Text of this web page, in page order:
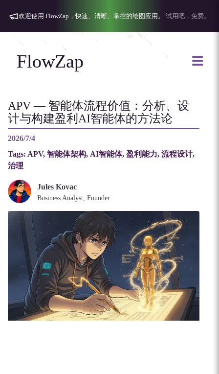
欢迎使用 FlowZap，快速、清晰、掌控的绘图应用。 试用吧，免费。
FlowZap ☰
APV — 智能体流程价值：分析、设
计与构建盈利AI智能体的方法论
2026/7/4
Tags: APV, 智能体架构, AI智能体, 盈利能力, 流程设计,
治理
Jules Kovac
Business Analyst, Founder